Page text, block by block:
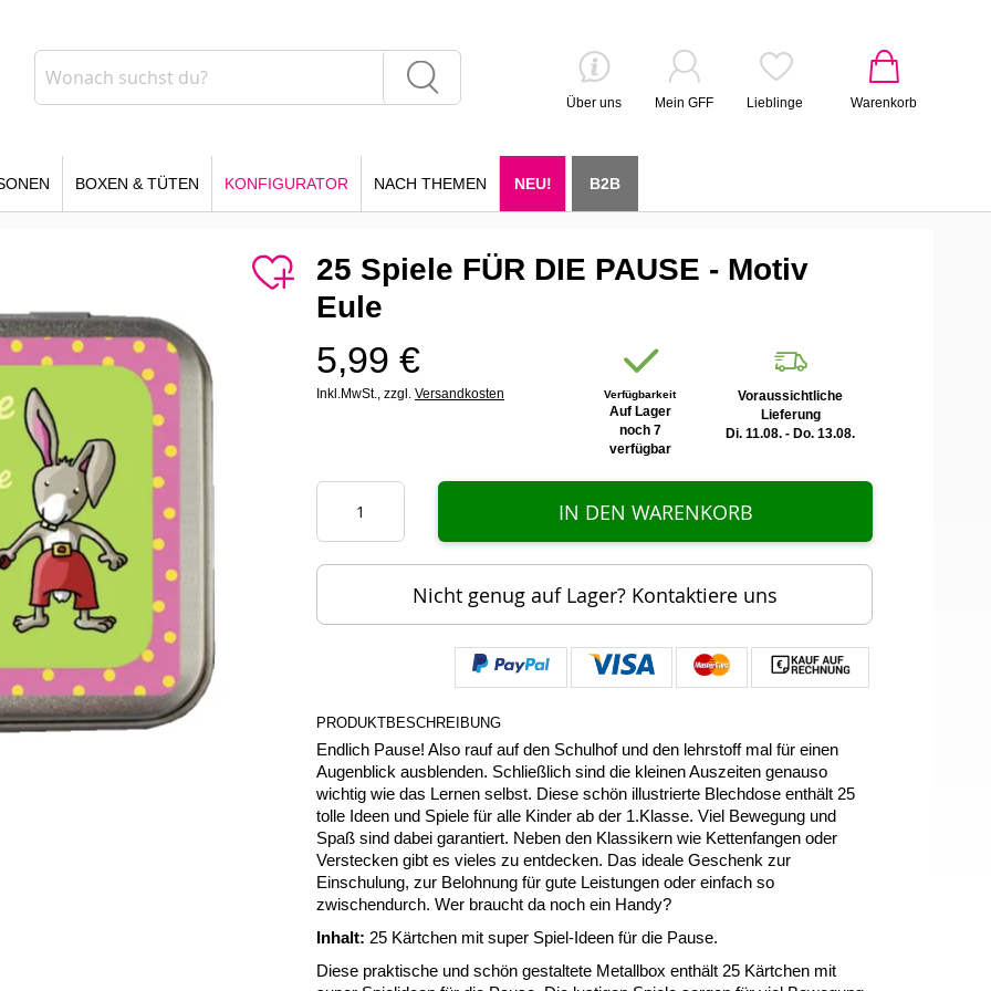
Warenkorb
Über uns Mein GFF Lieblinge
BOXEN & TÜTEN KONFIGURATOR NACH THEMEN NEU! B2B
25 Spiele FÜR DIE PAUSE - Motiv
Eule
5,99 €
Inkl.MwSt., zzgl. Versandkosten Verfügbarkeit
Auf Lager
noch 7
verfügbar
Voraussichtliche
Lieferung
Di. 11.08. - Do. 13.08.
IN DEN WARENKORB
Nicht genug auf Lager? Kontaktiere uns
PRODUKTBESCHREIBUNG
Endlich Pause! Also rauf auf den Schulhof und den lehrstoff mal für einen
Augenblick ausblenden. Schließlich sind die kleinen Auszeiten genauso
wichtig wie das Lernen selbst. Diese schön illustrierte Blechdose enthält 25
tolle Ideen und Spiele für alle Kinder ab der 1.Klasse. Viel Bewegung und
Spaß sind dabei garantiert. Neben den Klassikern wie Kettenfangen oder
Verstecken gibt es vieles zu entdecken. Das ideale Geschenk zur
Einschulung, zur Belohnung für gute Leistungen oder einfach so
zwischendurch. Wer braucht da noch ein Handy?
Inhalt: 25 Kärtchen mit super Spiel-Ideen für die Pause.
Diese praktische und schön gestaltete Metallbox enthält 25 Kärtchen mit